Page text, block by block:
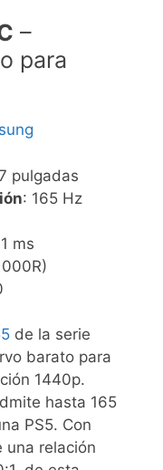
–
para
pulgadas
: 165 Hz
ms
de la serie
barato para
1440p.
hasta 165
PS5. Con
una relación